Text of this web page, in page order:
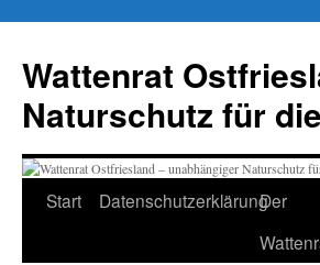
springen
Wattenrat
Naturschutz für
Start DatenschutzerklärungDer